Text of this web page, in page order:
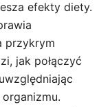
efekty diety.
przykrym
jak połączyć